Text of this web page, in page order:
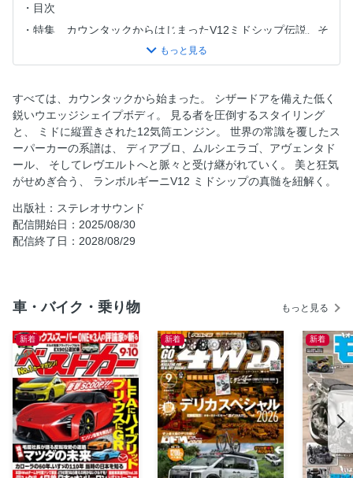
目次
特集 カウンタックからはじまったV12ミドシップ伝説、そ
Countach LP400 世界を震撼させた、スーパーカーの王
Countach 25th Anniversary 偉大なるカウンタックの最終
章、未来への可能性を示した25th。
Countach Chronicle
Diablo 伝説を継承し、洗練させたネオクラシック。
Diablo Chronicle
Murciélago Roadster クラシックとモダンが溶け合う、約
束されたヴィンテージ。
Murciélago Chronicle
Aventador Chronicle
1/8計画
CERTIFIED DEALERS :Lamborghini Shiba
スーパーカー少年たちを夢中にした伝説の特別仕様、ウル
フ・カウンタック。
CERTIFIED PRE-OWNED :夢を現実に変える、闘牛との出
会い方。
コペルニクス的転回がもたらした、唯一無二のV12縦置きレ
イアウト。
すべては、カウンタックから始まった。 シザードアを備えた低く
鋭いウエッジシェイプボディ。 見る者を圧倒するスタイリング
と、 ミドに縦置きされた12気筒エンジン。 世界の常識を覆したス
ーパーカーの系譜は、 ディアブロ、ムルシエラゴ、アヴェンタド
ール、 そしてレヴエルトへと脈々と受け継がれていく。 美と狂気
がせめぎ合う、 ランボルギーニV12 ミドシップの真髄を紐解く。
出版社：ステレオサウンド
配信開始日：2025/08/30
配信終了日：2028/08/29
車・バイク・乗り物 もっと見る
新着 新着 新着